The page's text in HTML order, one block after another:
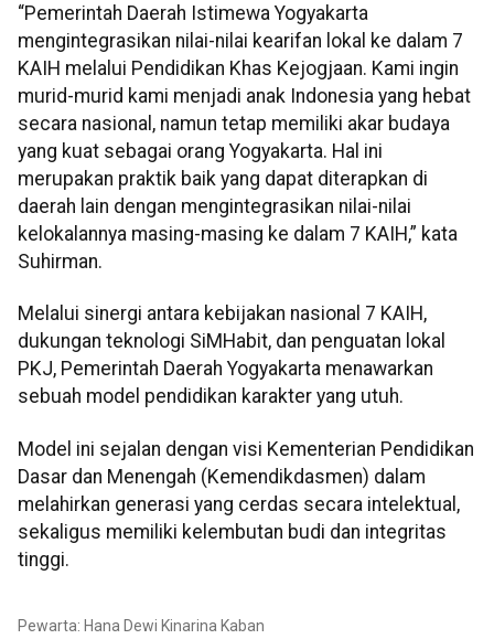
“Pemerintah Daerah Istimewa Yogyakarta
mengintegrasikan nilai-nilai kearifan lokal ke dalam 7
KAIH melalui Pendidikan Khas Kejogjaan. Kami ingin
murid-murid kami menjadi anak Indonesia yang hebat
secara nasional, namun tetap memiliki akar budaya
yang kuat sebagai orang Yogyakarta. Hal ini
merupakan praktik baik yang dapat diterapkan di
daerah lain dengan mengintegrasikan nilai-nilai
kelokalannya masing-masing ke dalam 7 KAIH,” kata
Suhirman.
Melalui sinergi antara kebijakan nasional 7 KAIH,
dukungan teknologi SiMHabit, dan penguatan lokal
PKJ, Pemerintah Daerah Yogyakarta menawarkan
sebuah model pendidikan karakter yang utuh.
Model ini sejalan dengan visi Kementerian Pendidikan
Dasar dan Menengah (Kemendikdasmen) dalam
melahirkan generasi yang cerdas secara intelektual,
sekaligus memiliki kelembutan budi dan integritas
tinggi.
Pewarta: Hana Dewi Kinarina Kaban